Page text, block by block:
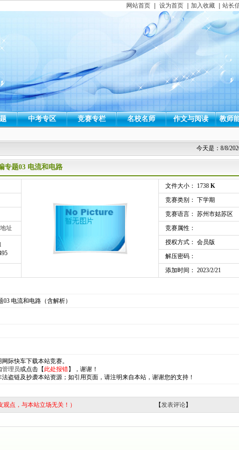
网站首页 设为首页 加入收藏 站长
中考专区 竞赛专栏 名校名师 作文与阅读 教师
今天是：8/8/
专题03 电流和电路
文件大小： 1738 K
竞赛类别： 下学期
竞赛语言： 苏州市姑苏区
址 竞赛属性：
授权方式： 会员版
解压密码：
添加时间： 2023/2/21
电流和电路（含解析）
际快车下载本站竞赛。
管理员或点击【 此处报错】，谢谢！
盗链及抄袭本站资源；如引用页面，请注明来自本站，谢谢您的支持！
观点，与本站立场无关！） 【发表评论】